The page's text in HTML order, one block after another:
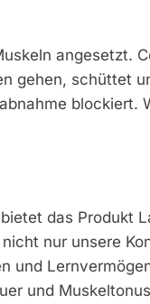
angesetzt.
gehen, schüttet
blockiert.
das Produkt
nur unsere
und
und